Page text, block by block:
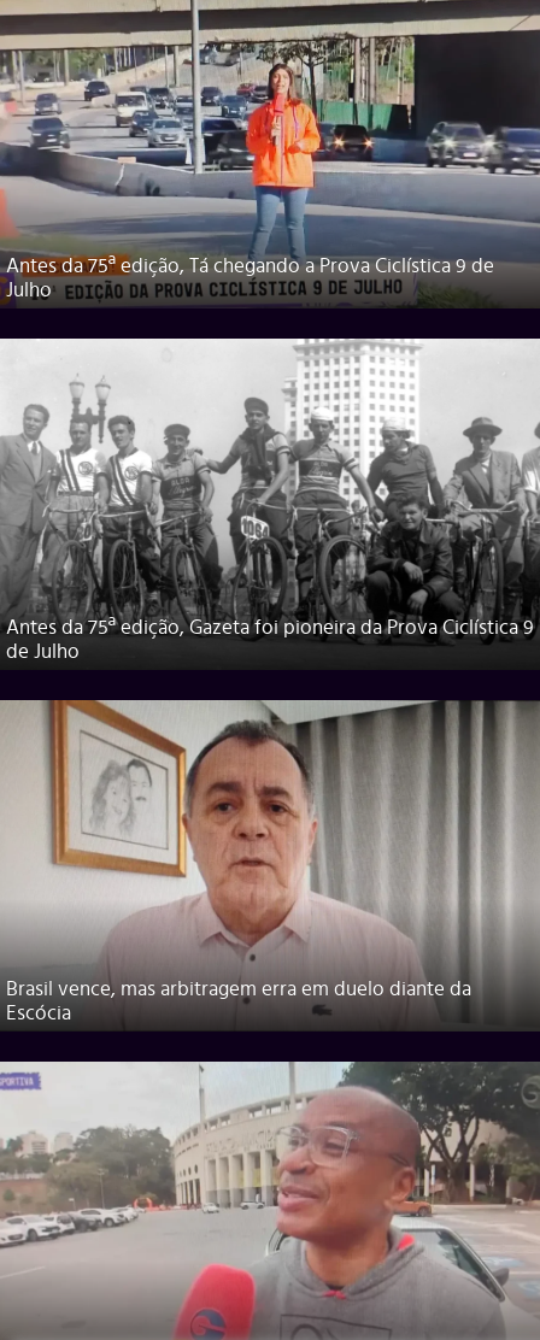
Antes da 75ª edição, Tá chegando a Prova Ciclística 9 de
Julho
Antes da 75ª edição, Gazeta foi pioneira da Prova Ciclística 9
de Julho
Brasil vence, mas arbitragem erra em duelo diante da
Escócia